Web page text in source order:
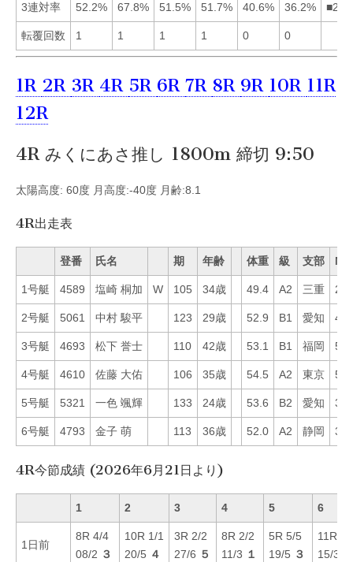
3連対率 52.2% 67.8% 51.5% 51.7% 40.6% 36.2%
転覆回数 1 1 1 1 0 0
1R 2R 3R 4R 5R 6R 7R 8R 9R 10R 11R
12R
4R みくにあさ推し 1800m 締切 9:50
太陽高度: 60度 月高度:-40度 月齢:8.1
4R出走表
登番 氏名 期 年齢 体重 級 支部 Mo
1号艇 4589 塩崎 桐加 W 105 34歳 49.4 A2 三重 28
2号艇 5061 中村 駿平 123 29歳 52.9 B1 愛知 45
3号艇 4693 松下 誉士 110 42歳 53.1 B1 福岡 59
4号艇 4610 佐藤 大佑 106 35歳 54.5 A2 東京 52
5号艇 5321 一色 颯輝 133 24歳 53.6 B2 愛知 31
6号艇 4793 金子 萌 113 36歳 52.0 A2 静岡 37
4R今節成績 (2026年6月21日より)
1 2 3 4 5 6
1日前
8R 4/4
08/2 ３
10R 1/1
20/5 ４
3R 2/2
27/6 ５
8R 2/2
11/3 １
5R 5/5
19/5 ３
11R 5/
15/3